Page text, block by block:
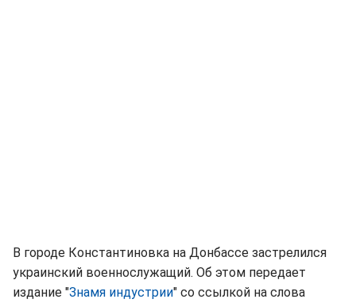
В городе Константиновка на Донбассе застрелился
украинский военнослужащий. Об этом передает
издание "Знамя индустрии" со ссылкой на слова